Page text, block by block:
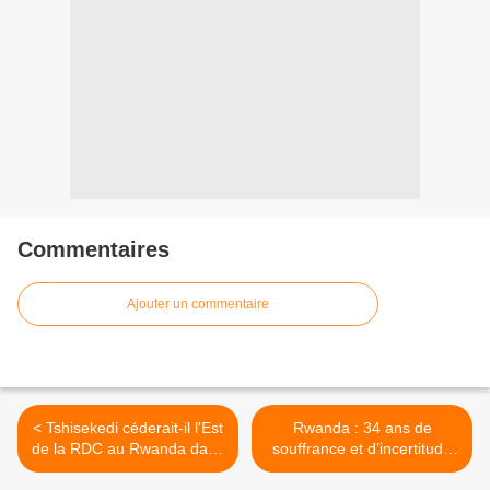
Commentaires
Ajouter un commentaire
< Tshisekedi céderait-il l'Est
de la RDC au Rwanda dans
sa lutte contre les FDLR?
Rwanda : 34 ans de
souffrance et d’incertitude
sous le régime de Paul